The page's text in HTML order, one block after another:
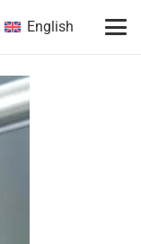
English